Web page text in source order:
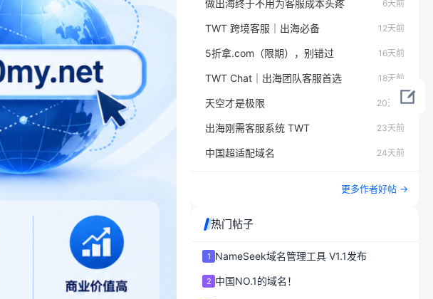
做出海终于不用为客服成本头疼 6天前
TWT 跨境客服｜出海必备 12天前
5折拿.com（限期），别错过 16天前
TWT Chat｜出海团队客服首选 18天前
天空才是极限 20天前
出海刚需客服系统 TWT 23天前
中国超适配域名 24天前
更多作者好帖 →
热门帖子
1 NameSeek域名管理工具 V1.1发布
2 中国NO.1的域名！